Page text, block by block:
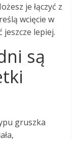
je łączyć z
wcięcie w
jeszcze lepiej.
są
gruszka